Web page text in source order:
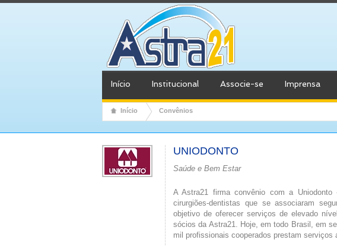
Início Institucional Associe-se Imprensa
Início Convênios
UNIODONTO
Saúde e Bem Estar
A Astra21 firma convênio com a Uniodonto
cirurgiões-dentistas que se associaram
objetivo de oferecer serviços de elevado
sócios da Astra21. Hoje,em todo Brasil , em
mil profissionais cooperados prestam